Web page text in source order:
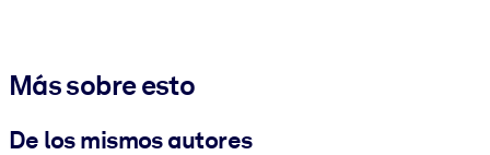
Más sobre esto
De los mismos autores